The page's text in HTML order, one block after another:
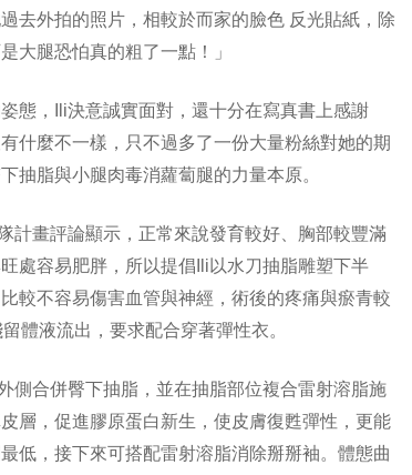
去外拍的照片，相較於而家的臉色 反光貼紙 ，除
大腿恐怕真的粗了一點！」
態，Ili決意誠實面對，還十分在寫真書上感謝
什麼不一樣，只不過多了一份大量粉絲對她的期
抽脂與小腿肉毒消蘿蔔腿的力量本原。
計畫評論顯示，正常來說發育較好、胸部較豐滿
處容易肥胖，所以提倡Ili以水刀抽脂雕塑下半
較不容易傷害血管與神經，術後的疼痛與瘀青較
體液流出，要求配合穿著彈性衣。
側合併臀下抽脂 ，並在抽脂部位複合雷射溶脂施
層，促進膠原蛋白新生，使皮膚復甦彈性，更能
低，接下來可搭配雷射溶脂消除掰掰袖。體態曲